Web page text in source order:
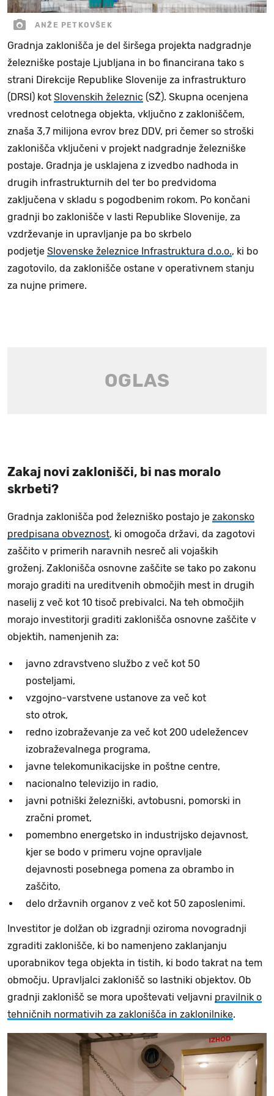
ANŽE PETKOVŠEK
Gradnja zaklonišča je del širšega projekta nadgradnje
železniške postaje Ljubljana in bo financirana tako s
strani Direkcije Republike Slovenije za infrastrukturo
(DRSI) kot Slovenskih železnic (SŽ). Skupna ocenjena
vrednost celotnega objekta, vključno z zakloniščem,
znaša 3,7 milijona evrov brez DDV, pri čemer so stroški
zaklonišča vključeni v projekt nadgradnje železniške
postaje. Gradnja je usklajena z izvedbo nadhoda in
drugih infrastrukturnih del ter bo predvidoma
zaključena v skladu s pogodbenim rokom. Po končani
gradnji bo zaklonišče v lasti Republike Slovenije, za
vzdrževanje in upravljanje pa bo skrbelo
podjetje Slovenske železnice Infrastruktura d.o.o., ki bo
zagotovilo, da zaklonišče ostane v operativnem stanju
za nujne primere.
Zakaj novi zaklonišči, bi nas moralo
skrbeti?
Gradnja zaklonišča pod železniško postajo je zakonsko
predpisana obveznost, ki omogoča državi, da zagotovi
zaščito v primerih naravnih nesreč ali vojaških
groženj. Zaklonišča osnovne zaščite se tako po zakonu
morajo graditi na ureditvenih območjih mest in drugih
naselij z več kot 10 tisoč prebivalci. Na teh območjih
morajo investitorji graditi zaklonišča osnovne zaščite v
objektih, namenjenih za:
javno zdravstveno službo z več kot 50
posteljami,
vzgojno-varstvene ustanove za več kot
sto otrok,
redno izobraževanje za več kot 200 udeležencev
izobraževalnega programa,
javne telekomunikacijske in poštne centre,
nacionalno televizijo in radio,
javni potniški železniški, avtobusni, pomorski in
zračni promet,
pomembno energetsko in industrijsko dejavnost,
kjer se bodo v primeru vojne opravljale
dejavnosti posebnega pomena za obrambo in
zaščito,
delo državnih organov z več kot 50 zaposlenimi.
Investitor je dolžan ob izgradnji oziroma novogradnji
zgraditi zaklonišče, ki bo namenjeno zaklanjanju
uporabnikov tega objekta in tistih, ki bodo takrat na tem
območju. Upravljalci zaklonišč so lastniki objektov. Ob
gradnji zaklonišč se mora upoštevati veljavni pravilnik o
tehničnih normativih za zaklonišča in zaklonilnike.